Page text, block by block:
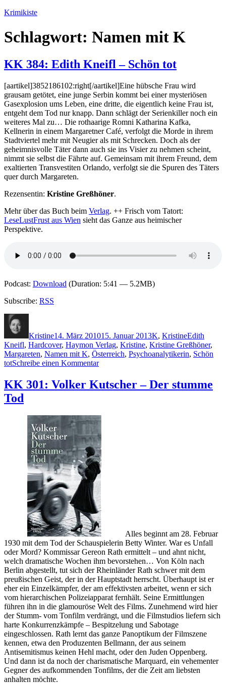
Zum
springen
Krimikiste
Schlagwort: Namen mit K
KK 384: Edith Kneifl – Schön tot
[aartikel]3852186102:right[/aartikel]Eine hübsche Frau wird
grausam getötet, eine junge Serbin kommt bei einer mysteriösen
Gasexplosion ums Leben, eine dritte, die eigentlich keine Frau ist,
entgeht dem Tod nur knapp. Dann schlägt der Serienkiller noch ein
weiteres Mal zu… Die rothaarige Romni Katharina Kafka,
Kellnerin in einem Margaretner Café, verfolgt die Morde in ihrem
Stadtviertel mehr mit Neugier als mit Schrecken. Doch als der
geheimnisvolle Täter dann auch sie ins Visier zu nehmen scheint,
nimmt sie selbst die Fährte auf. Gemeinsam mit ihrem Freund, dem
exaltierten Transvestiten Orlando, verfolgt sie die Spuren des Täters
quer durch Margareten.
Rezensentin: Kristine Greßhöner.
Mehr über das Buch beim Verlag. ++ Frisch vom Tatort:
LeseLustFrust aus Wien sieht das Ganze aus heimischer
Perspektive.
Podcast: Download (Duration: 5:41 — 5.2MB)
Subscribe: RSS
Kristine14. März 201015. Januar 2013K, KristineEdith
Kneifl, Hardcover, Haymon Verlag, Kristine, Kristine Greßhöner,
Margareten, Namen mit K, Österreich, Psychoanalytikerin, Schön
totSchreibe einen Kommentarzu
384:
Edith
Schön
KK 301: Volker Kutscher – Der stumme
Tod
Alles beginnt am 28. Februar
1930 mit dem Tod der Schauspielerin Betty Winter. War es Unfall
oder Mord? Kommissar Gereon Rath ermittelt – und ahnt nicht,
welch dramatische Wochen ihm bevorstehen… Von Köln nach
Berlin abgestellt, tut sich der Rheinländer Rath schwer mit dem
preußischen Geist, der in der Hauptstadt herrscht. Überhaupt ist er
eher ein Einzelkämpfer, der am effektivsten arbeitet, wenn er sich
vom hierarchischen Polizeiapparat fernhält. Seine Ermittlungen
führen ihn in die glamouröse Welt des Films. Zunehmend wird hier
der Stumm- vom Tonfilm verdrängt, und die Filmstudios liefern sich
harte Konkurrenzkämpfe – Bespitzelung und Sabotage
eingeschlossen. Rath lernt das ganze Panoptikum der Filmszene
kennen, etwa den Produzenten Bellmann, der aus seinem
Antisemitismus keinen Hehl macht, oder den Juden Oppenberg.
Und dann ist da noch der charismatische Marquard, ein vehementer
Gegner des aufkommenden Tonfilms, der die Zeit am liebsten
anhalten möchte.